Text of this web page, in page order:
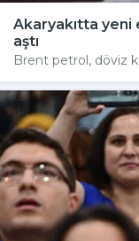
Akaryakıtta yeni
aştı
Brent petrol, döviz